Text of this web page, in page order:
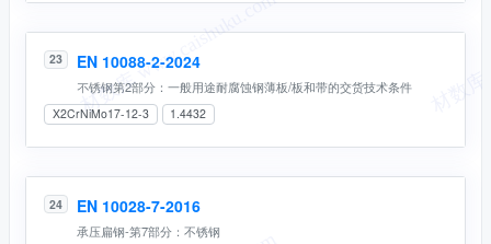
23 EN 10088-2-2024
不锈钢第2部分：一般⽤途耐腐蚀钢薄板/板和带的交货技术条件
X2CrNiMo17-12-3 1.4432
24 EN 10028-7-2016
承压扁钢-第7部分：不锈钢